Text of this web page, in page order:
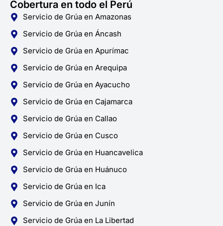
Cobertura en todo el Perú
Servicio de Grúa en Amazonas
Servicio de Grúa en Áncash
Servicio de Grúa en Apurímac
Servicio de Grúa en Arequipa
Servicio de Grúa en Ayacucho
Servicio de Grúa en Cajamarca
Servicio de Grúa en Callao
Servicio de Grúa en Cusco
Servicio de Grúa en Huancavelica
Servicio de Grúa en Huánuco
Servicio de Grúa en Ica
Servicio de Grúa en Junín
Servicio de Grúa en La Libertad